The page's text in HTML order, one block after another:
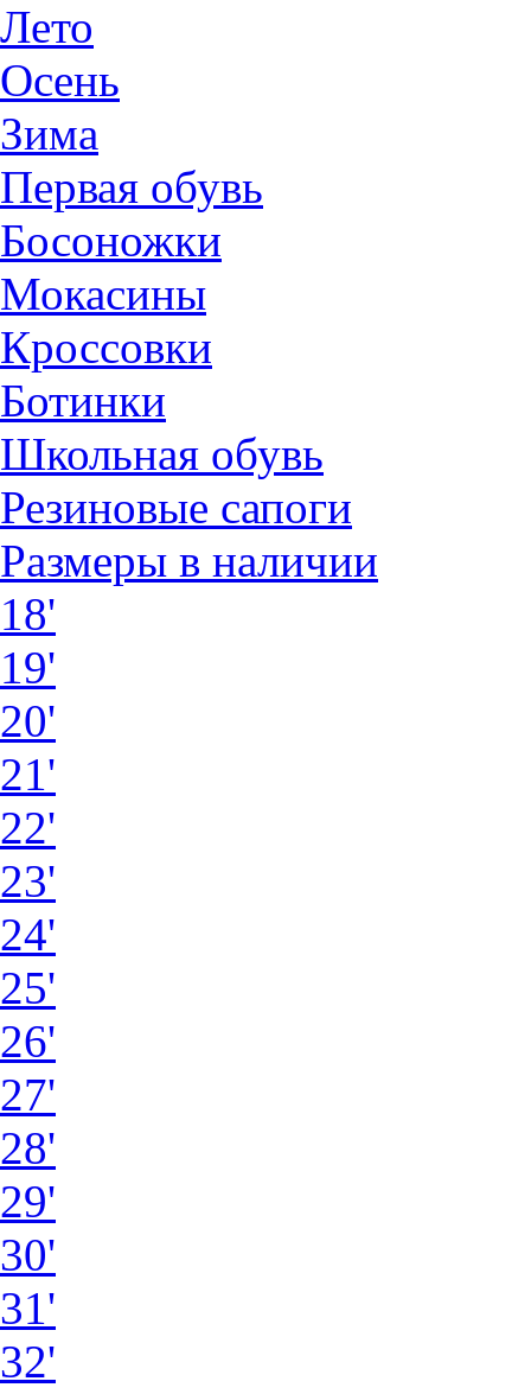
Лето
Осень
Зима
Первая обувь
Босоножки
Мокасины
Кроссовки
Ботинки
Школьная обувь
Резиновые сапоги
Размеры в наличии
18'
19'
20'
21'
22'
23'
24'
25'
26'
27'
28'
29'
30'
31'
32'